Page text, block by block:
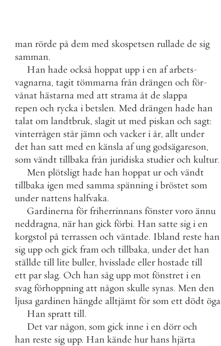
man rörde på dem med skospetsen rullade de sig
samman.
Han hade också hoppat upp i en af arbets-
vagnarna, tagit tömmarna från drängen och för-
vånat hästarna med att strama åt de slappa
repen och rycka i betslen. Med drängen hade han
talat om landtbruk, slagit ut med piskan och sagt:
vinterrågen står jämn och vacker i år, allt under
det han satt med en känsla af ung godsägareson,
som vändt tillbaka från juridiska studier och kultur.
Men plötsligt hade han hoppat ur och vändt
tillbaka igen med samma spänning i bröstet som
under nattens halfvaka.
Gardinerna för friherrinnans fönster voro ännu
neddragna, när han gick förbi. Han satte sig i en
korgstol på terrassen och väntade. Ibland reste han
sig upp och gick fram och tillbaka, under det han
ställde till lite buller, hvisslade eller hostade till
ett par slag. Och han såg upp mot fönstret i en
svag förhoppning att någon skulle synas. Men den
ljusa gardinen hängde alltjämt för som ett dödt öga
Han spratt till.
Det var någon, som gick inne i en dörr och
han reste sig upp. Han kände hur hans hjärta